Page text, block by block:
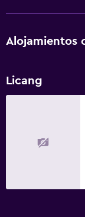
Alojamientos
Licang